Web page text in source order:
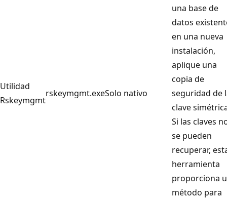
Utilidad
Rskeymgmt
rskeymgmt.exeSolo nativo
una base de
datos
en una nueva
instalación,
aplique una
copia de
seguridad de
clave
Si las claves
se pueden
recuperar,
herramienta
proporciona
método para